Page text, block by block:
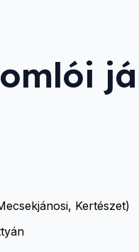
Kertészet)